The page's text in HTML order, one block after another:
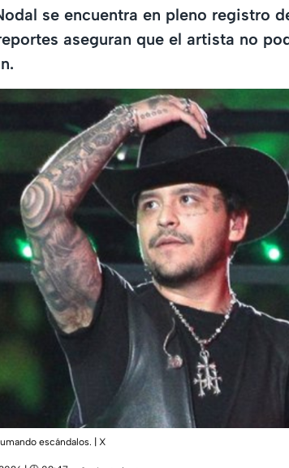
se encuentra en pleno registro
aseguran que el artista no
escándalos. | X